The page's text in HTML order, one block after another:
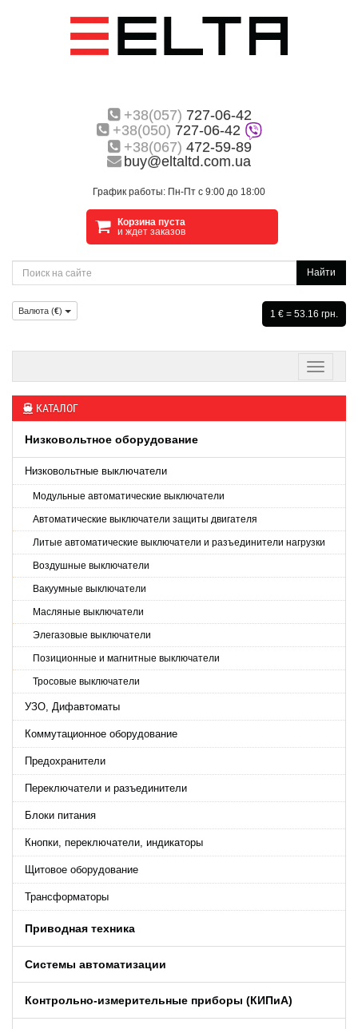
+38(057) 727-06-42
+38(050) 727-06-42
+38(067) 472-59-89
buy@eltaltd.com.ua
График работы: Пн-Пт с 9:00 до 18:00
Корзина пуста
и ждет заказов
Найти
Валюта (€) 1 € = 53.16 грн.
КАТАЛОГ
Низковольтное оборудование
Низковольтные выключатели
Модульные автоматические выключатели
Автоматические выключатели защиты двигателя
Литые автоматические выключатели и разъединители нагрузки
Воздушные выключатели
Вакуумные выключатели
Масляные выключатели
Элегазовые выключатели
Позиционные и магнитные выключатели
Тросовые выключатели
УЗО, Дифавтоматы
Коммутационное оборудование
Предохранители
Переключатели и разъединители
Блоки питания
Кнопки, переключатели, индикаторы
Щитовое оборудование
Трансформаторы
Приводная техника
Системы автоматизации
Контрольно-измерительные приборы (КИПиA)